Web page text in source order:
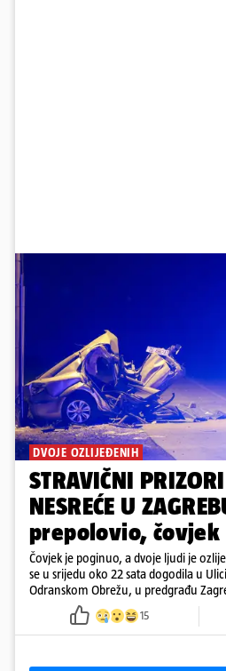
DVOJE OZLIJEĐENIH
STRAVIČNI PRIZORI
NESREĆE U
prepolovio, čovjek
Čovjek je poginuo, a dvoje ljudi je
se u srijedu oko 22 sata dogodila u
Odranskom Obrežu, u predgrađu
neutvrđenih razloga sletio s kolnika, a
prepolovilo.
15